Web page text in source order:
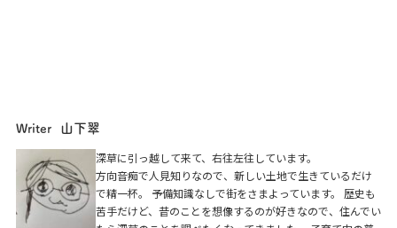
Writer 山下翠
深草に引っ越して来て、右往左往しています。
方向音痴で人見知りなので、新しい土地で生きているだけ
で精一杯。 予備知識なしで街をさまよっています。 歴史も
苦手だけど、昔のことを想像するのが好きなので、住んでい